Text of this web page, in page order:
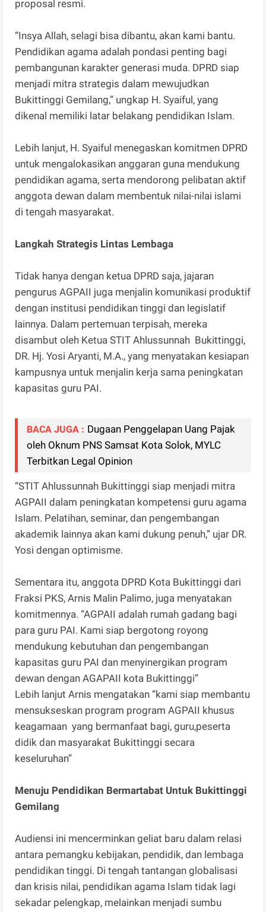
proposal resmi.
“Insya Allah, selagi bisa dibantu, akan kami bantu.
Pendidikan agama adalah pondasi penting bagi
pembangunan karakter generasi muda. DPRD siap
menjadi mitra strategis dalam mewujudkan
Bukittinggi Gemilang,” ungkap H. Syaiful, yang
dikenal memiliki latar belakang pendidikan Islam.
Lebih lanjut, H. Syaiful menegaskan komitmen DPRD
untuk mengalokasikan anggaran guna mendukung
pendidikan agama, serta mendorong pelibatan aktif
anggota dewan dalam membentuk nilai-nilai islami
di tengah masyarakat.
Langkah Strategis Lintas Lembaga
Tidak hanya dengan ketua DPRD saja, jajaran
pengurus AGPAII juga menjalin komunikasi produktif
dengan institusi pendidikan tinggi dan legislatif
lainnya. Dalam pertemuan terpisah, mereka
disambut oleh Ketua STIT Ahlussunnah Bukittinggi,
DR. Hj. Yosi Aryanti, M.A., yang menyatakan kesiapan
kampusnya untuk menjalin kerja sama peningkatan
kapasitas guru PAI.
BACA JUGA : Dugaan Penggelapan Uang Pajak
oleh Oknum PNS Samsat Kota Solok, MYLC
Terbitkan Legal Opinion
“STIT Ahlussunnah Bukittinggi siap menjadi mitra
AGPAII dalam peningkatan kompetensi guru agama
Islam. Pelatihan, seminar, dan pengembangan
akademik lainnya akan kami dukung penuh,” ujar DR.
Yosi dengan optimisme.
Sementara itu, anggota DPRD Kota Bukittinggi dari
Fraksi PKS, Arnis Malin Palimo, juga menyatakan
komitmennya. “AGPAII adalah rumah gadang bagi
para guru PAI. Kami siap bergotong royong
mendukung kebutuhan dan pengembangan
kapasitas guru PAI dan menyinergikan program
dewan dengan AGAPAII kota Bukittinggi”
Lebih lanjut Arnis mengatakan “kami siap membantu
mensukseskan program program AGPAII khusus
keagamaan yang bermanfaat bagi, guru,peserta
didik dan masyarakat Bukittinggi secara
keseluruhan”
Menuju Pendidikan Bermartabat Untuk Bukittinggi
Gemilang
Audiensi ini mencerminkan geliat baru dalam relasi
antara pemangku kebijakan, pendidik, dan lembaga
pendidikan tinggi. Di tengah tantangan globalisasi
dan krisis nilai, pendidikan agama Islam tidak lagi
sekadar pelengkap, melainkan menjadi sumbu